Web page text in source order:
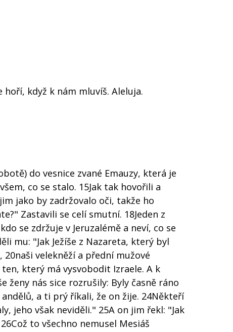
hoří, když k nám mluvíš. Aleluja.
do vesnice zvané Emauzy, která je
co se stalo. 15Jak tak hovořili a
jako by zadržovalo oči, takže ho
Zastavili se celí smutní. 18Jeden z
se zdržuje v Jeruzalémě a neví, co se
mu: "Jak Ježíše z Nazareta, který byl
velekněží a přední mužové
který má vysvobodit Izraele. A k
nás sice rozrušily: Byly časně ráno
a ti prý říkali, že on žije. 24Někteří
jeho však neviděli." 25A on jim řekl: "Jak
to všechno nemusel Mesiáš